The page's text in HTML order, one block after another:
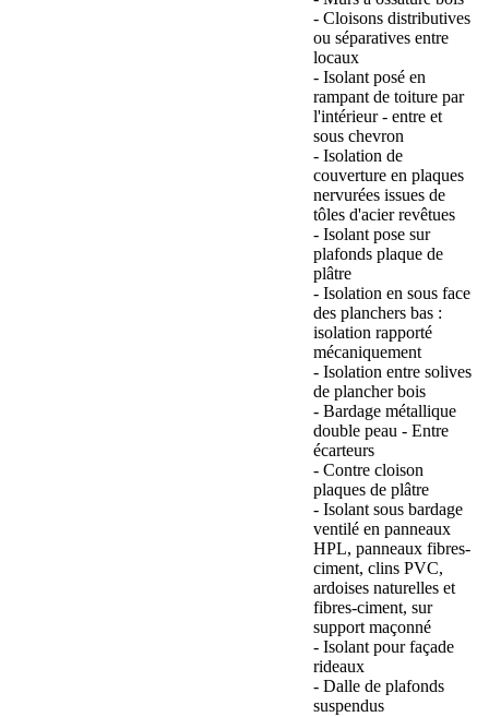
- Cloisons distributives
ou séparatives entre
locaux
- Isolant posé en
rampant de toiture par
l'intérieur - entre et
sous chevron
- Isolation de
couverture en plaques
nervurées issues de
tôles d'acier revêtues
- Isolant pose sur
plafonds plaque de
plâtre
- Isolation en sous face
des planchers bas :
isolation rapporté
mécaniquement
- Isolation entre solives
de plancher bois
- Bardage métallique
double peau - Entre
écarteurs
- Contre cloison
plaques de plâtre
- Isolant sous bardage
ventilé en panneaux
HPL, panneaux fibres-
ciment, clins PVC,
ardoises naturelles et
fibres-ciment, sur
support maçonné
- Isolant pour façade
rideaux
- Dalle de plafonds
suspendus